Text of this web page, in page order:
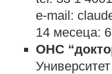
e-mail:
14 месеца:
ОНС